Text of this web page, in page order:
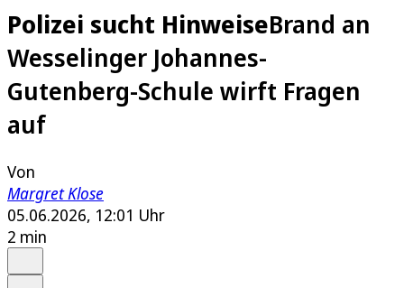
Polizei sucht HinweiseBrand an
Wesselinger Johannes-
Gutenberg-Schule wirft Fragen
auf
Von
Margret Klose
05.06.2026, 12:01 Uhr
2 min